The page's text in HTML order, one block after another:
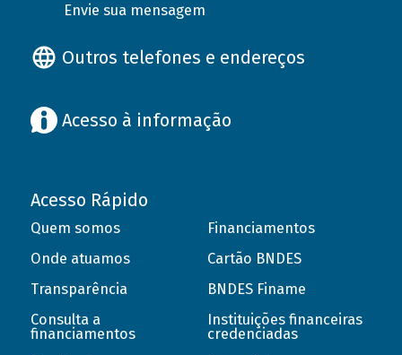
Envie sua mensagem
Outros telefones e endereços
Acesso à informação
Acesso Rápido
Quem somos
Onde atuamos
Transparência
Consulta a
financiamentos
Financiamentos
Cartão BNDES
BNDES Finame
Instituições financeiras
credenciadas